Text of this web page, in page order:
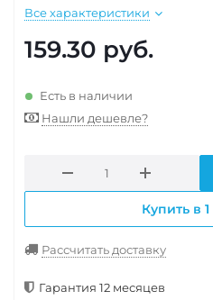
Все характеристики
159.30 руб.
Есть в наличии
Нашли дешевле?
Купить в
Рассчитать доставку
Гарантия 12 месяцев